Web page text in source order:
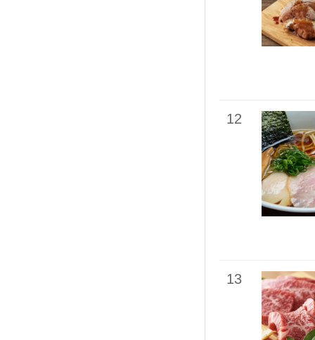
12
13